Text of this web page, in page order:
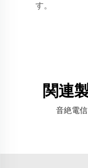
す。
関連
音絶電